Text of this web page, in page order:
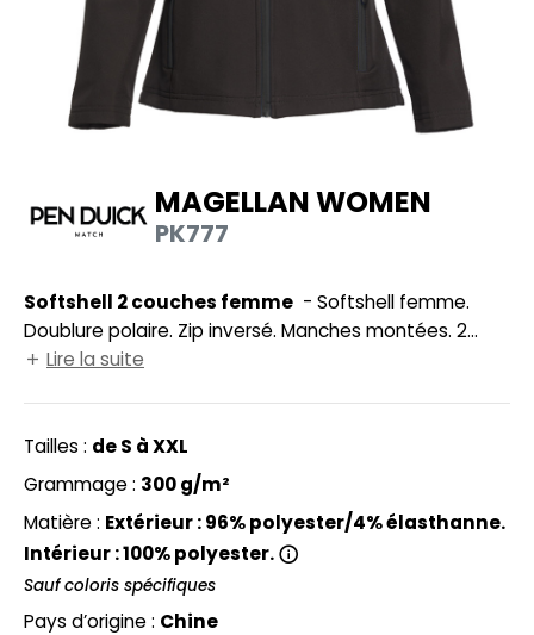
MODULABLES
SHIRT
MAGELLAN WOMEN
PK777
Softshell 2 couches femme
Doublure polaire. Zip inversé. Manches montées. 2
poches intérieures en filet. 2 poches zippées sur les
Lire la suite
Tailles : de S à XXL
Grammage : 300 g/m²
Matière : Extérieur : 96% polyester/4% élasthanne.
Intérieur : 100% polyester.
Sauf coloris spécifiques
Pays d’origine : Chine